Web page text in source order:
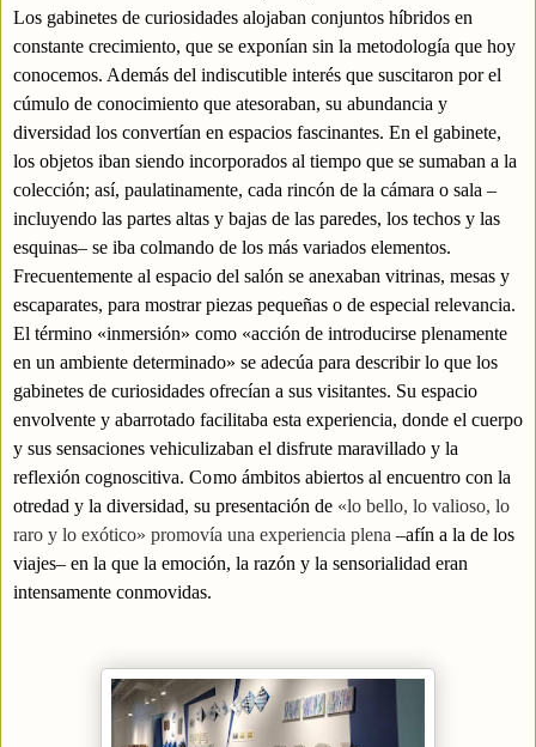
Los gabinetes de curiosidades alojaban conjuntos híbridos en
constante crecimiento, que se exponían sin la metodología que hoy
conocemos. Además del indiscutible interés que suscitaron por el
cúmulo de conocimiento que atesoraban, su abundancia y
diversidad los convertían en espacios fascinantes. En el gabinete,
los objetos iban siendo incorporados al tiempo que se sumaban a la
colección; así, paulatinamente, cada rincón de la cámara o sala –
incluyendo las partes altas y bajas de las paredes, los techos y las
esquinas– se iba colmando de los más variados elementos.
Frecuentemente al espacio del salón se anexaban vitrinas, mesas y
escaparates, para mostrar piezas pequeñas o de especial relevancia.
El término «inmersión» como «acción de introducirse plenamente
en un ambiente determinado» se adecúa para describir lo que los
gabinetes de curiosidades ofrecían a sus visitantes. Su espacio
envolvente y abarrotado facilitaba esta experiencia, donde el cuerpo
y sus sensaciones vehiculizaban el disfrute maravillado y la
reflexión cognoscitiva. Como ámbitos abiertos al encuentro con la
otredad y la diversidad, su presentación de «lo bello, lo valioso, lo
raro y lo exótico» promovía una experiencia plena –afín a la de los
viajes– en la que la emoción, la razón y la sensorialidad eran
intensamente conmovidas.